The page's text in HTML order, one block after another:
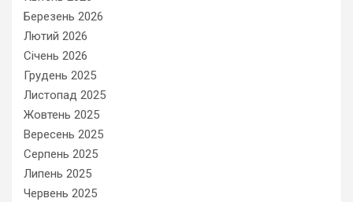
Березень 2026
Лютий 2026
Січень 2026
Грудень 2025
Листопад 2025
Жовтень 2025
Вересень 2025
Серпень 2025
Липень 2025
Червень 2025